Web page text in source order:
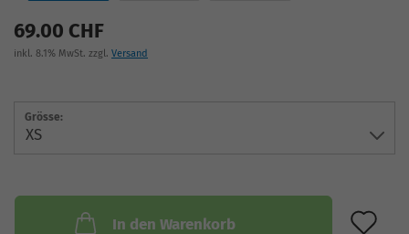
69.00 CHF
inkl. 8.1% MwSt. zzgl. Versand
Grösse:
In den Warenkorb